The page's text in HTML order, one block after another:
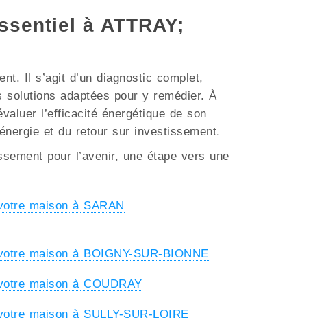
à ATTRAY;
Il s’agit d’un diagnostic complet,
adaptées pour y remédier. À
l’efficacité énergétique de son
et du retour sur investissement.
pour l’avenir, une étape vers une
maison à SARAN
maison à BOIGNY-SUR-BIONNE
maison à COUDRAY
maison à SULLY-SUR-LOIRE